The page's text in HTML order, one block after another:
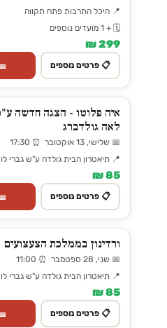
📍 היכל התרבות פתח תקווה
🗓️ + 1 מועדים נוספים
299 ₪
📋 פרטים נוספים
איה פלוטו - הצגה חדשה
לאה גולדברג
📅 שלישי, 13 אוקטובר ⏰ 17:30
📍 תיאטרון הבית גולדה ע"ש גברי
85 ₪
📋 פרטים נוספים
ורדינון בממלכת הצעצועים
📅 שני, 28 ספטמבר ⏰ 11:00
📍 תיאטרון הבית גולדה ע"ש גברי
85 ₪
📋 פרטים נוספים